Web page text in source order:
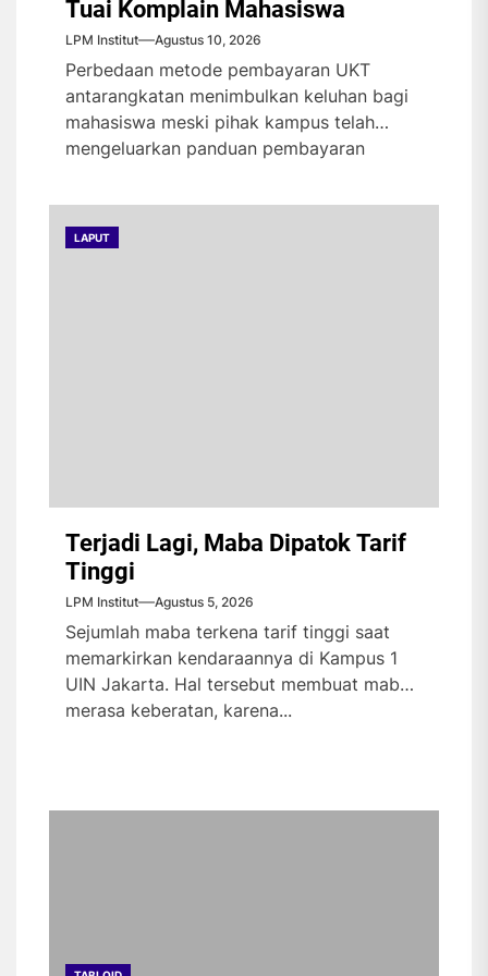
Tuai Komplain Mahasiswa
LPM Institut Agustus 10, 2026
Perbedaan metode pembayaran UKT
antarangkatan menimbulkan keluhan bagi
mahasiswa meski pihak kampus telah
mengeluarkan panduan pembayaran
LAPUT
Terjadi Lagi, Maba Dipatok Tarif
Tinggi
LPM Institut Agustus 5, 2026
Sejumlah maba terkena tarif tinggi saat
memarkirkan kendaraannya di Kampus 1
UIN Jakarta. Hal tersebut membuat maba
merasa keberatan, karena...